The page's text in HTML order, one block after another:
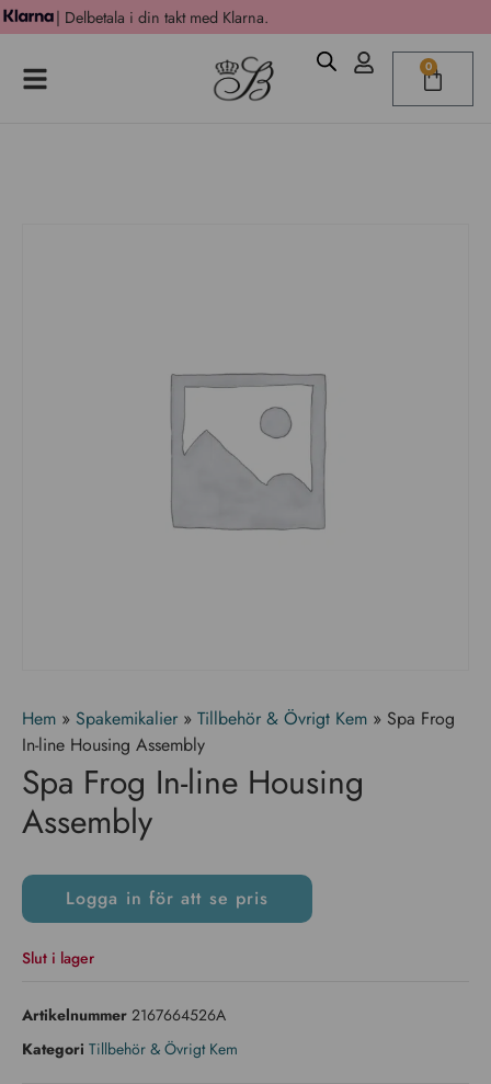
| Delbetala i din takt med Klarna.
0
Hem » Spakemikalier » Tillbehör & Övrigt Kem » Spa Frog
In-line Housing Assembly
Spa Frog In-line Housing
Assembly
Logga in för att se pris
Slut i lager
Artikelnummer 2167664526A
Kategori Tillbehör & Övrigt Kem